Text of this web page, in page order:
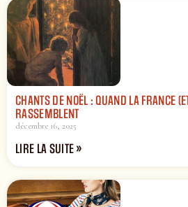
CHANTS DE NOËL : QUAND LA FRANCE
RASSEMBLENT
décembre 16, 2025
LIRE LA SUITE »